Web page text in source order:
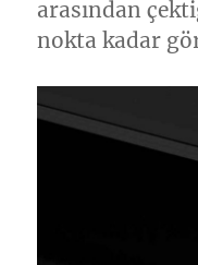
arasından
nokta kadar